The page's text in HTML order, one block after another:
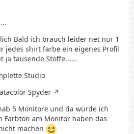
Bald ich brauch leider net nur 1
jedes shirt farbe ein eigenes Profil
ja tausende Stoffe......
Studio
Spyder
5 Monitore und da würde ich
Farbton am Monitor haben das
machen